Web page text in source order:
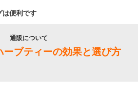
は便利です
通販について
ブティーの効果と選び方